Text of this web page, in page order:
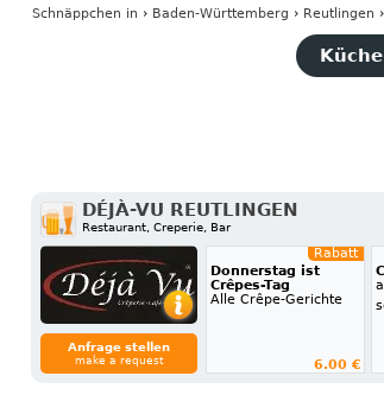
Schnäppchen in › Baden-Württemberg › Reutlingen ›
DÉJÀ-VU REUTLINGEN
Restaurant, Creperie, Bar
Anfrage stellen
make a request
Rabatt
Donnerstag ist
Crêpes-Tag
Alle Crêpe-Gerichte
6.00 €